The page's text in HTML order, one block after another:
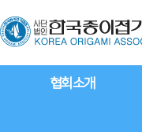
협회소개